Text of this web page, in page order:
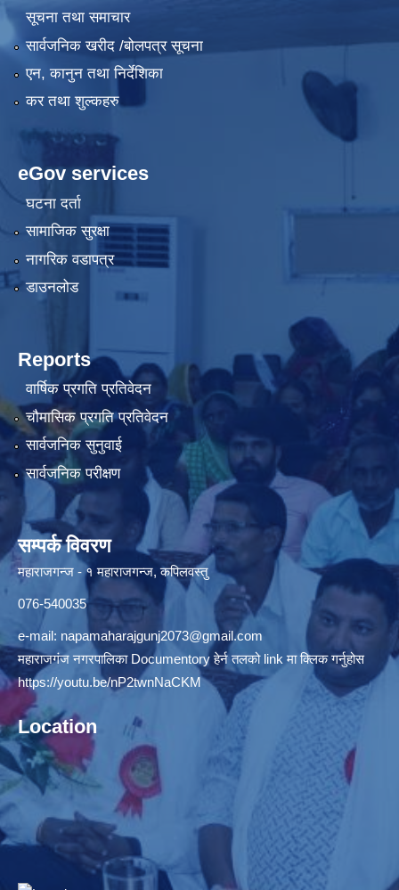
सूचना तथा समाचार
सार्वजनिक खरीद /बोलपत्र सूचना
एन, कानुन तथा निर्देशिका
कर तथा शुल्कहरु
eGov services
घटना दर्ता
सामाजिक सुरक्षा
नागरिक वडापत्र
डाउनलोड
Reports
वार्षिक प्रगति प्रतिवेदन
चौमासिक प्रगति प्रतिवेदन
सार्वजनिक सुनुवाई
सार्वजनिक परीक्षण
सम्पर्क विवरण
महाराजगन्ज - १ महाराजगन्ज, कपिलवस्तु
076-540035
e-mail: napamaharajgunj2073@gmail.com
महाराजगंज नगरपालिका Documentory हेर्न तलको link मा क्लिक गर्नुहोस
https://youtu.be/nP2twnNaCKM
Location